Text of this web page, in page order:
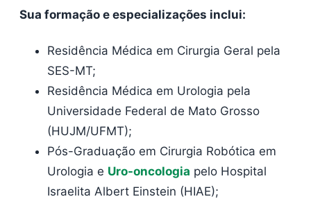
Sua formação e especializações inclui:
Residência Médica em Cirurgia Geral pela
SES-MT;
Residência Médica em Urologia pela
Universidade Federal de Mato Grosso
(HUJM/UFMT);
Pós-Graduação em Cirurgia Robótica em
Urologia e Uro-oncologia pelo Hospital
Israelita Albert Einstein (HIAE);